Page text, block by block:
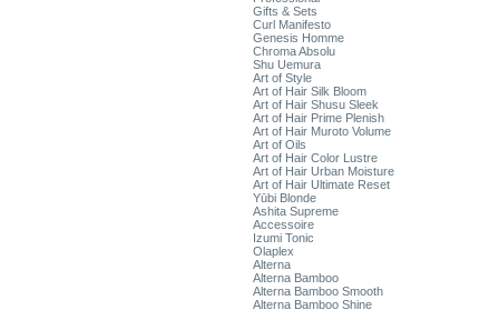
Gifts & Sets
Curl Manifesto
Genesis Homme
Chroma Absolu
Shu Uemura
Art of Style
Art of Hair Silk Bloom
Art of Hair Shusu Sleek
Art of Hair Prime Plenish
Art of Hair Muroto Volume
Art of Oils
Art of Hair Color Lustre
Art of Hair Urban Moisture
Art of Hair Ultimate Reset
Yūbi Blonde
Ashita Supreme
Accessoire
Izumi Tonic
Olaplex
Alterna
Alterna Bamboo
Alterna Bamboo Smooth
Alterna Bamboo Shine